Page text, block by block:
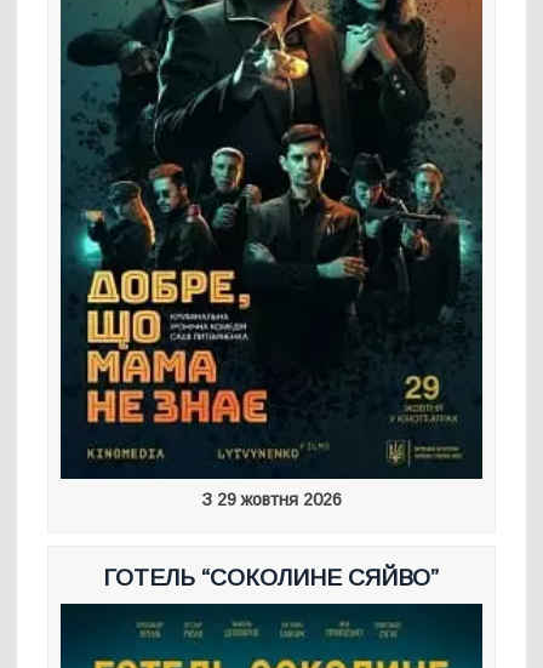
З 29 жовтня 2026
ГОТЕЛЬ “СОКОЛИНЕ СЯЙВО”